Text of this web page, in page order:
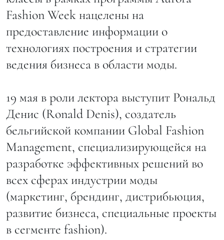
Fashion Week нацелены на
предоставление информации о
технологиях построения и стратегии
ведения бизнеса в области моды.
19 мая в роли лектора выступит Рональд
Денис (Ronald Denis), создатель
бельгийской компании Global Fashion
Management, специализирующейся на
разработке эффективных решений во
всех сферах индустрии моды
(маркетинг, брендинг, дистрибьюция,
развитие бизнеса, специальные проекты
в сегменте fashion).